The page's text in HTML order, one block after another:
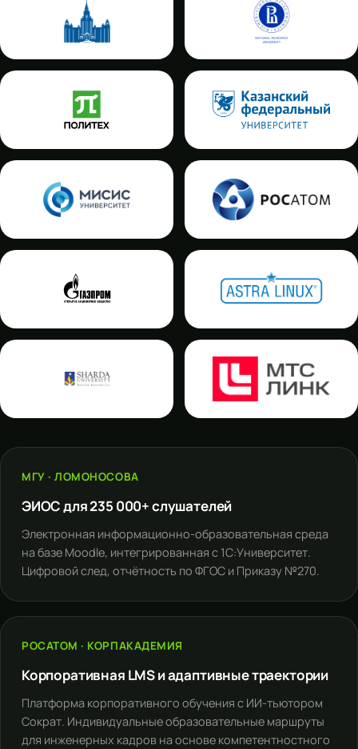
МГУ · ЛОМОНОСОВА
ЭИОС для 235 000+ слушателей
Электронная информационно-образовательная среда
на базе Moodle, интегрированная с 1С:Университет.
Цифровой след, отчётность по ФГОС и Приказу №270.
РОСАТОМ · КОРПАКАДЕМИЯ
Корпоративная LMS и адаптивные траектории
Платформа корпоративного обучения с ИИ-тьютором
Сократ. Индивидуальные образовательные маршруты
для инженерных кадров на основе компетентностного